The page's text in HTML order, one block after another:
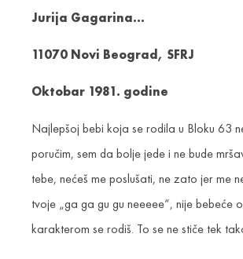
Jurija Gagarina…
11070 Novi Beograd, SFRJ
Oktobar 1981. godine
Najlepšoj bebi koja se rodila u Bloku 63
poručim, sem da bolje jede i ne bude
tebe, nećeš me poslušati, ne zato jer me
tvoje „ga ga gu gu neeeee“, nije bebeće
karakterom se rodiš. To se ne stiče tek